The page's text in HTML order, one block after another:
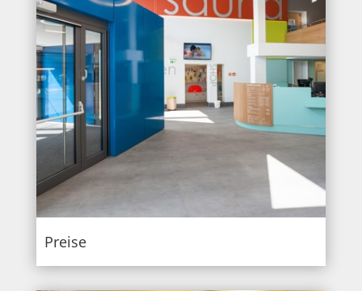
Preise